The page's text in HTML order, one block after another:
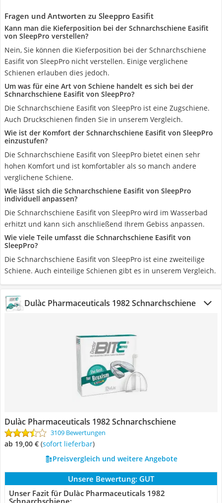
Fragen und Antworten zu Sleeppro Easifit
Kann man die Kieferposition bei der Schnarchschiene Easifit
von SleepPro verstellen?
Nein, Sie können die Kieferposition bei der Schnarchschiene
Easifit von SleepPro nicht verstellen. Einige verglichene
Schienen erlauben dies jedoch.
Um was für eine Art von Schiene handelt es sich bei der
Schnarchschiene Easifit von SleepPro?
Die Schnarchschiene Easifit von SleepPro ist eine Zugschiene.
Auch Druckschienen finden Sie in unserem Vergleich.
Wie ist der Komfort der Schnarchschiene Easifit von SleepPro
einzustufen?
Die Schnarchschiene Easifit von SleepPro bietet einen sehr
hohen Komfort und ist komfortabler als so manch andere
verglichene Schiene.
Wie lässt sich die Schnarchschiene Easifit von SleepPro
individuell anpassen?
Die Schnarchschiene Easifit von SleepPro wird im Wasserbad
erhitzt und kann sich anschließend Ihrem Gebiss anpassen.
Wie viele Teile umfasst die Schnarchschiene Easifit von
SleepPro?
Die Schnarchschiene Easifit von SleepPro ist eine zweiteilige
Schiene. Auch einteilige Schienen gibt es in unserem Vergleich.
Dulàc Pharmaceuticals 1982 Schnarchschiene
Dulàc Pharmaceuticals 1982 Schnarchschiene
3109 Bewertungen
ab 19,00 € ( Sofort lieferbar)
Preisvergleich und weitere Angebote
Unsere Bewertung: GUT
Unser Fazit für Dulàc Pharmaceuticals 1982
Schnarchschiene: